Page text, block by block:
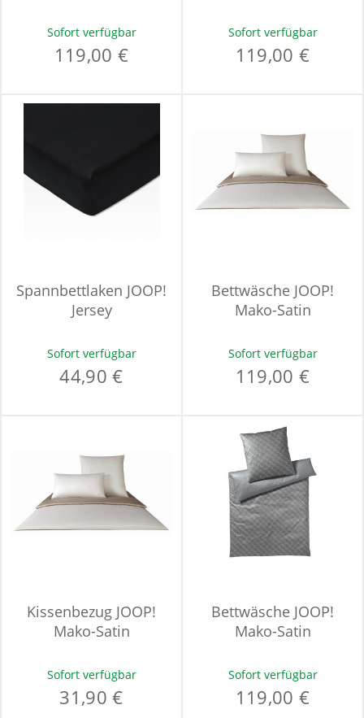
Sofort verfügbar
119,00 €
Sofort verfügbar
119,00 €
Spannbettlaken JOOP!
Jersey
Sofort verfügbar
44,90 €
Bettwäsche JOOP!
Mako-Satin
Sofort verfügbar
119,00 €
Kissenbezug JOOP!
Mako-Satin
Sofort verfügbar
31,90 €
Bettwäsche JOOP!
Mako-Satin
Sofort verfügbar
119,00 €